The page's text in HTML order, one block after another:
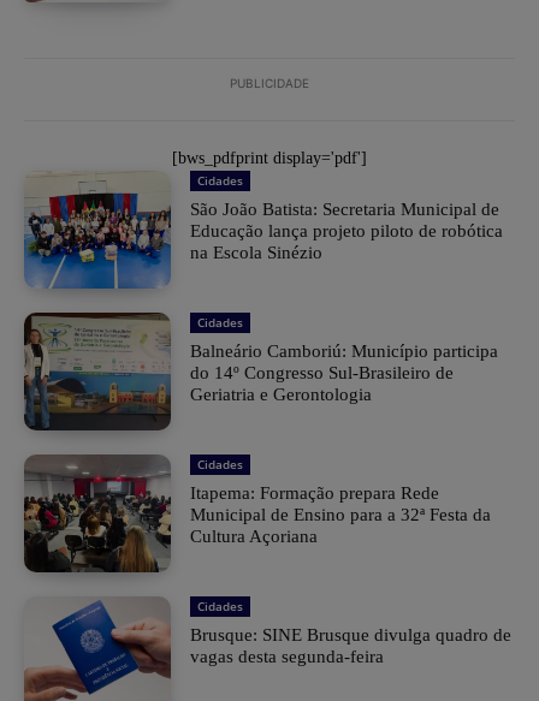
PUBLICIDADE
[bws_pdfprint display='pdf']
Cidades
São João Batista: Secretaria Municipal de
Educação lança projeto piloto de robótica
na Escola Sinézio
Cidades
Balneário Camboriú: Município participa
do 14º Congresso Sul-Brasileiro de
Geriatria e Gerontologia
Cidades
Itapema: Formação prepara Rede
Municipal de Ensino para a 32ª Festa da
Cultura Açoriana
Cidades
Brusque: SINE Brusque divulga quadro de
vagas desta segunda-feira